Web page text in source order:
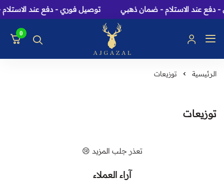
عند الاستلام - ضمان ذهبي توصيل فوري - دفع عند
عاج الغزال: متجر
0
الرئيسية توزيعات
توزيعات
تعذر جلب المزيد 😢
آراء العملاء